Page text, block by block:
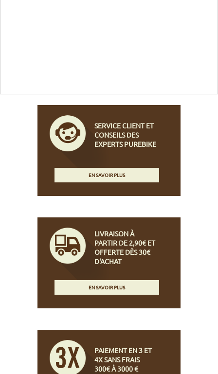
SERVICE CLIENT ET
CONSEILS DES
EXPERTS PUREBIKE
EN SAVOIR PLUS
LIVRAISON À
PARTIR DE 2,90€ ET
OFFERTE DÈS 30€
D'ACHAT
EN SAVOIR PLUS
PAIEMENT EN 3 ET
4X SANS FRAIS
300€ À 3000 €